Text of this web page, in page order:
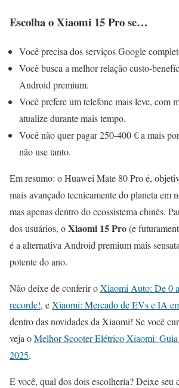
Escolha o Xiaomi 15 Pro se…
Você precisa dos serviços Google
Você busca a melhor relação custo-
Android premium.
Você prefere um telefone mais leve, com
atualize durante mais tempo.
Você não quer pagar 250-400 € a mais
não use tanto.
Em resumo: o Huawei Mate 80 Pro é,
mais avançado tecnicamente do planeta em
mas apenas dentro do ecossistema chinês.
dos usuários, oXiaomi 15 Pro(e
é a alternativa Android premium mais
potente do ano.
Não deixe de conferir oXiaomi Auto: De 0
recorde!, eXiaomi: Mercado de EVs e IA
dentro das novidades da Xiaomi! Se você
veja oMelhor Scooter Elétrico Xiaomi:
2025.
E você, qual dos dois escolheria? Deixe seu